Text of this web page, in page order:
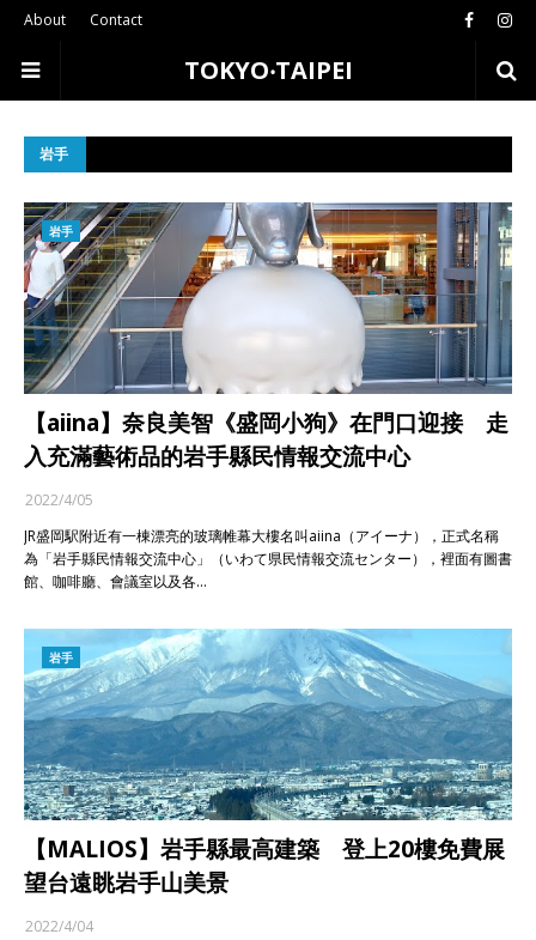
About Contact
TOKYO‧TAIPEI
岩手
岩手
【aiina】奈良美智《盛岡小狗》在門口迎接 走
入充滿藝術品的岩手縣民情報交流中心
2022/4/05
JR盛岡駅附近有一棟漂亮的玻璃帷幕大樓名叫aiina（アイーナ），正式名稱
為「岩手縣民情報交流中心」（いわて県民情報交流センター），裡面有圖書
館、咖啡廳、會議室以及各…
岩手
【MALIOS】岩手縣最高建築 登上20樓免費展
望台遠眺岩手山美景
2022/4/04